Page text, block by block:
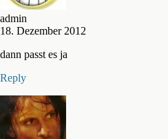
admin
18. Dezember 2012
dann passt es ja
Reply